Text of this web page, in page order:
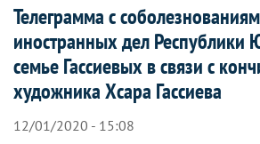
Телеграмма с
иностранных дел Республики
семье Гассиевых в связи с
художника Хсара Гассиева
12/01/2020 - 15:08